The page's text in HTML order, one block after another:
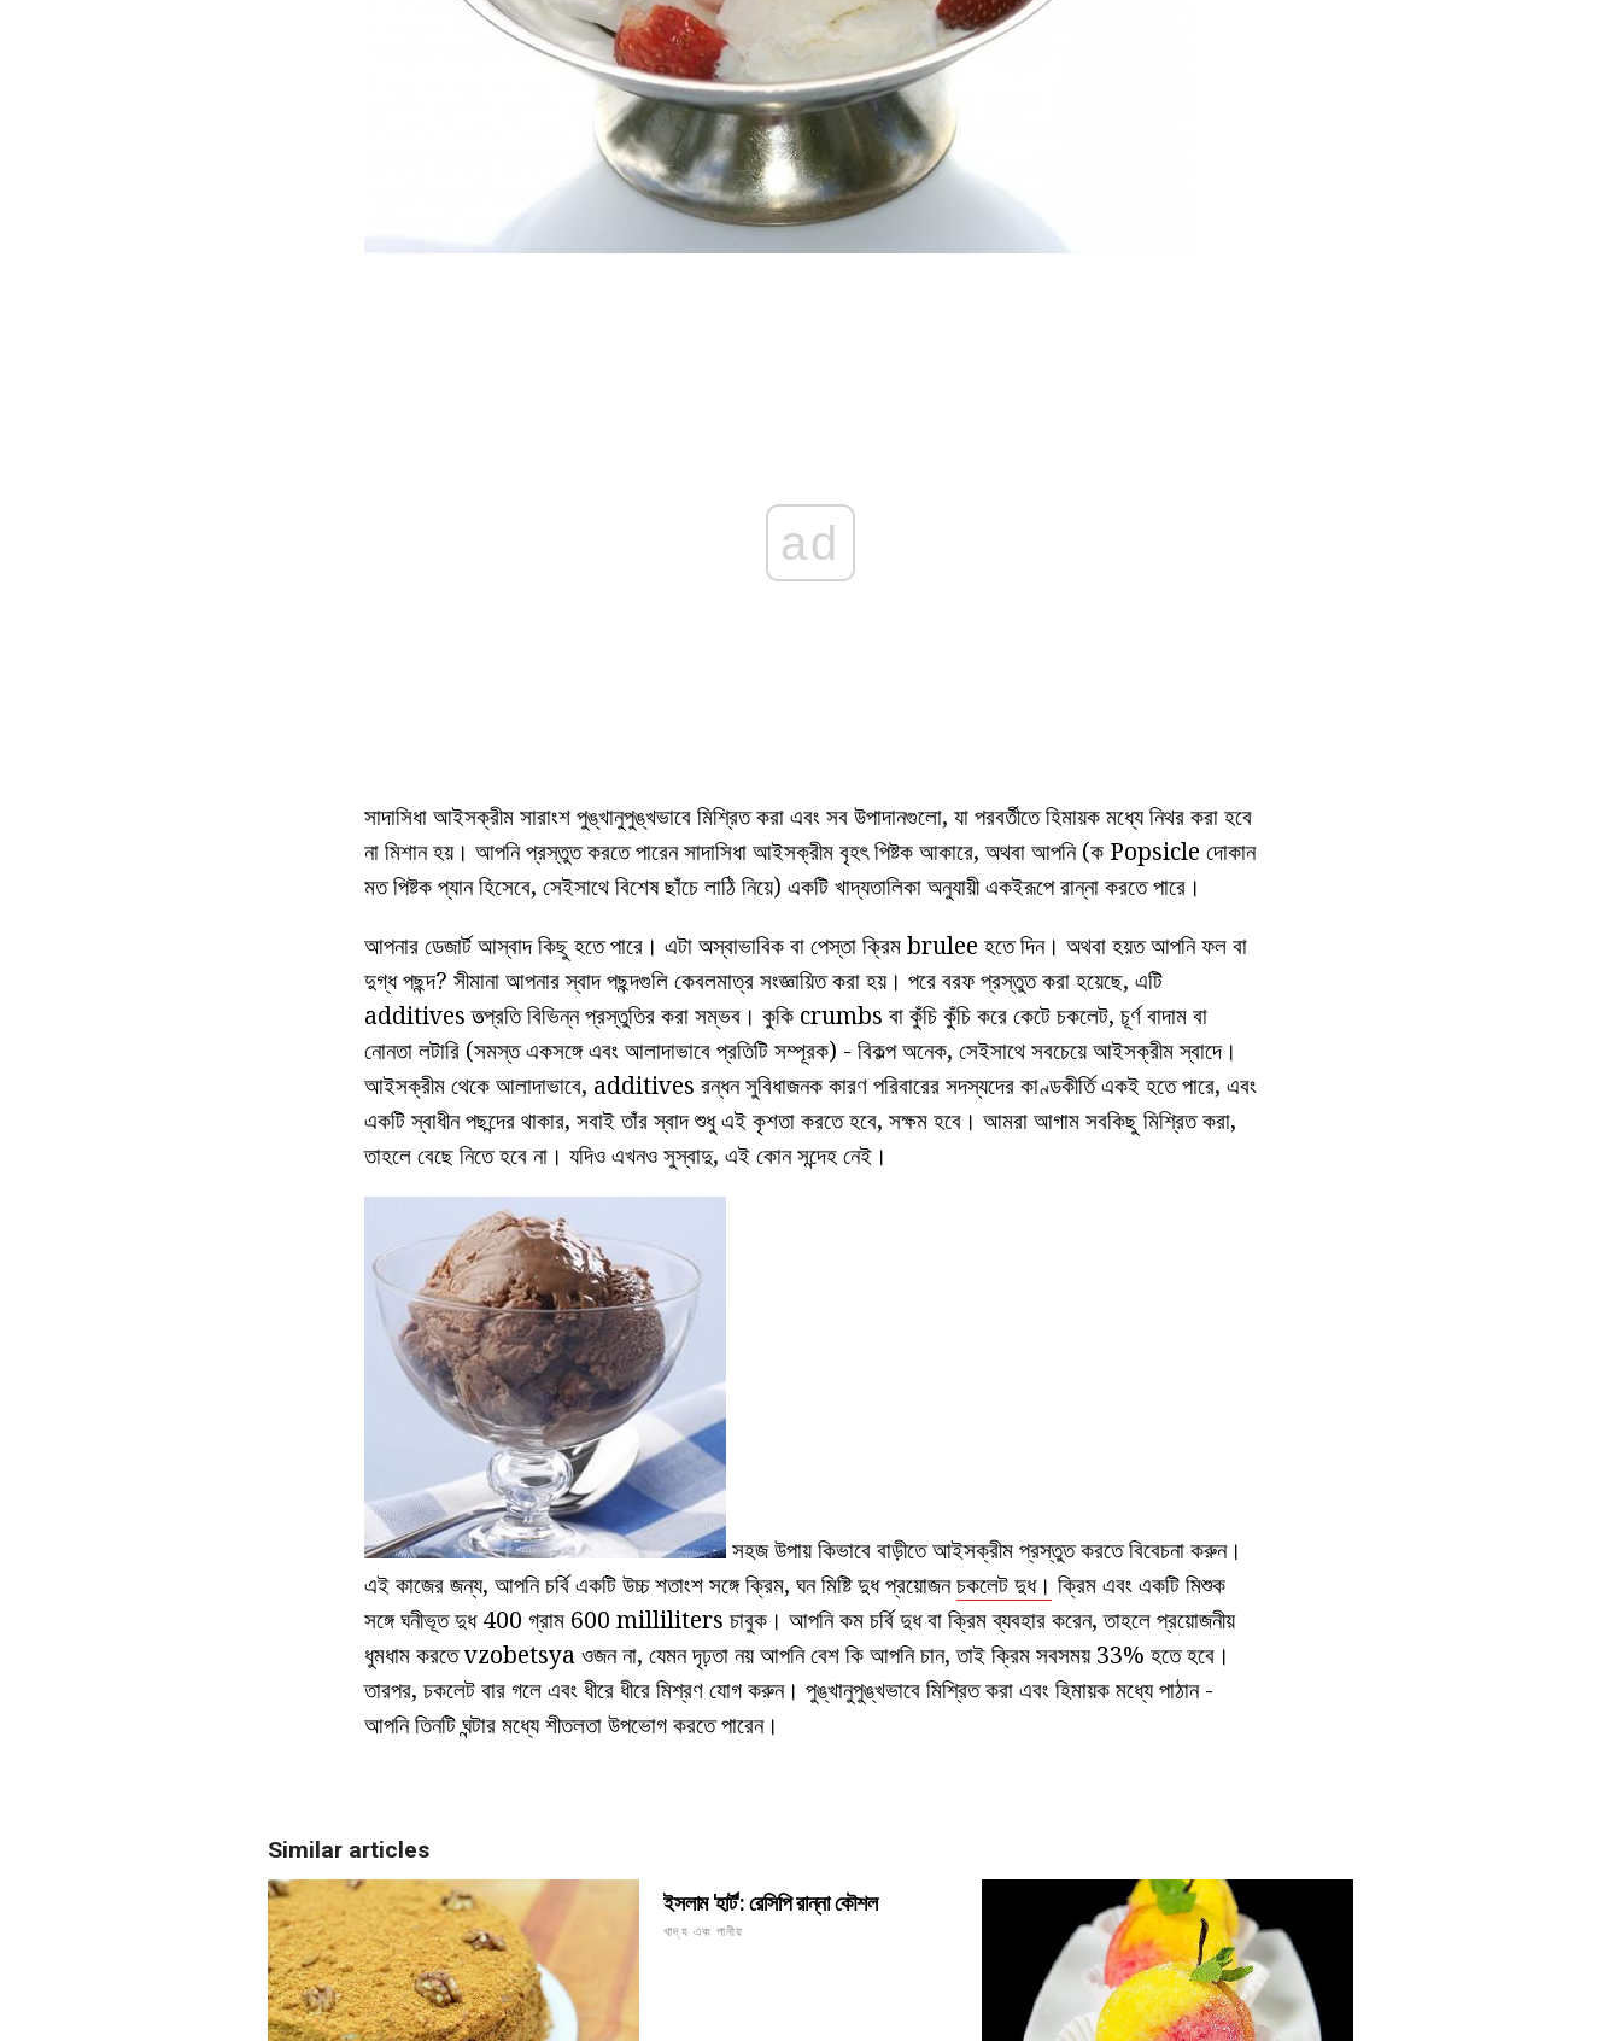
ad
সাদাসিধা আইসক্রীম সারাংশ পুঙ্খানুপুঙ্খভাবে মিশ্রিত করা এবং সব উপাদানগুলো, যা পরবর্তীতে হিমায়ক মধ্যে নিথর করা হবে
না মিশান হয়। আপনি প্রস্তুত করতে পারেন সাদাসিধা আইসক্রীম বৃহৎ পিষ্টক আকারে, অথবা আপনি (ক Popsicle দোকান
মত পিষ্টক প্যান হিসেবে, সেইসাথে বিশেষ ছাঁচে লাঠি নিয়ে) একটি খাদ্যতালিকা অনুযায়ী একইরূপে রান্না করতে পারে।
আপনার ডেজার্ট আস্বাদ কিছু হতে পারে। এটা অস্বাভাবিক বা পেস্তা ক্রিম brulee হতে দিন। অথবা হয়ত আপনি ফল বা
দুগ্ধ পছন্দ? সীমানা আপনার স্বাদ পছন্দগুলি কেবলমাত্র সংজ্ঞায়িত করা হয়। পরে বরফ প্রস্তুত করা হয়েছে, এটি
additives তত্প্রতি বিভিন্ন প্রস্তুতির করা সম্ভব। কুকি crumbs বা কুঁচি কুঁচি করে কেটে চকলেট, চূর্ণ বাদাম বা
নোনতা লটারি (সমস্ত একসঙ্গে এবং আলাদাভাবে প্রতিটি সম্পূরক) - বিকল্প অনেক, সেইসাথে সবচেয়ে আইসক্রীম স্বাদে।
আইসক্রীম থেকে আলাদাভাবে, additives রন্ধন সুবিধাজনক কারণ পরিবারের সদস্যদের কাণ্ডকীর্তি একই হতে পারে, এবং
একটি স্বাধীন পছন্দের থাকার, সবাই তাঁর স্বাদ শুধু এই কৃশতা করতে হবে, সক্ষম হবে। আমরা আগাম সবকিছু মিশ্রিত করা,
তাহলে বেছে নিতে হবে না। যদিও এখনও সুস্বাদু, এই কোন সন্দেহ নেই।
সহজ উপায় কিভাবে বাড়ীতে আইসক্রীম প্রস্তুত করতে বিবেচনা করুন।
এই কাজের জন্য, আপনি চর্বি একটি উচ্চ শতাংশ সঙ্গে ক্রিম, ঘন মিষ্টি দুধ প্রয়োজনচকলেট দুধ। ক্রিম এবং একটি মিশুক
সঙ্গে ঘনীভূত দুধ 400 গ্রাম 600 milliliters চাবুক। আপনি কম চর্বি দুধ বা ক্রিম ব্যবহার করেন, তাহলে প্রয়োজনীয়
ধুমধাম করতে vzobetsya ওজন না, যেমন দৃঢ়তা নয় আপনি বেশ কি আপনি চান, তাই ক্রিম সবসময় 33% হতে হবে।
তারপর, চকলেট বার গলে এবং ধীরে ধীরে মিশ্রণ যোগ করুন। পুঙ্খানুপুঙ্খভাবে মিশ্রিত করা এবং হিমায়ক মধ্যে পাঠান -
আপনি তিনটি ঘন্টার মধ্যে শীতলতা উপভোগ করতে পারেন।
Similar articles
ইসলাম 'হার্ট': রেসিপি রান্না কৌশল
খাদ্য এবং পানীয়